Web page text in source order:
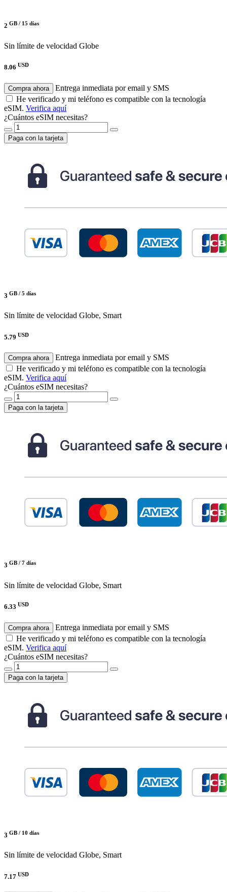
2 GB / 15 días
Sin límite de velocidad Globe
8.06 USD
Compra ahora
Entrega inmediata por email y SMS
He verificado y mi teléfono es compatible con la tecnología
eSIM. Verifica aquí
¿Cuántos eSIM necesitas?
Paga con la tarjeta
3 GB / 5 días
Sin límite de velocidad Globe, Smart
5.79 USD
Compra ahora
Entrega inmediata por email y SMS
He verificado y mi teléfono es compatible con la tecnología
eSIM. Verifica aquí
¿Cuántos eSIM necesitas?
Paga con la tarjeta
3 GB / 7 días
Sin límite de velocidad Globe, Smart
6.33 USD
Compra ahora
Entrega inmediata por email y SMS
He verificado y mi teléfono es compatible con la tecnología
eSIM. Verifica aquí
¿Cuántos eSIM necesitas?
Paga con la tarjeta
3 GB / 10 días
Sin límite de velocidad Globe, Smart
7.17 USD